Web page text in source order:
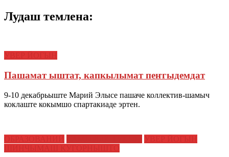
Лудаш темлена:
Пашамат ыштат, капкылымат пеҥгыдемдат
9-10 декабрьыште Марий Элысе пашаче коллектив-шамыч
коклаште кокымшо спартакиаде эртен.